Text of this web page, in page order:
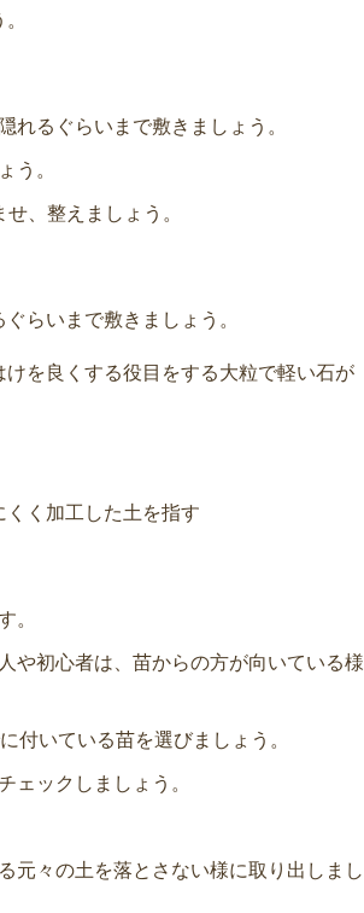
れるぐらいまで敷きましょう。
う。
、整えましょう。
らいまで敷きましょう。
を良くする役目をする大粒で軽い石が
く加工した土を指す
。
や初心者は、苗からの方が向いている様
付いている苗を選びましょう。
ェックしましょう。
元々の土を落とさない様に取り出しまし